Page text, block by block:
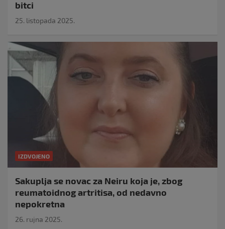
bitci
25. listopada 2025.
IZDVOJENO
Sakuplja se novac za Neiru koja je, zbog
reumatoidnog artritisa, od nedavno
nepokretna
26. rujna 2025.